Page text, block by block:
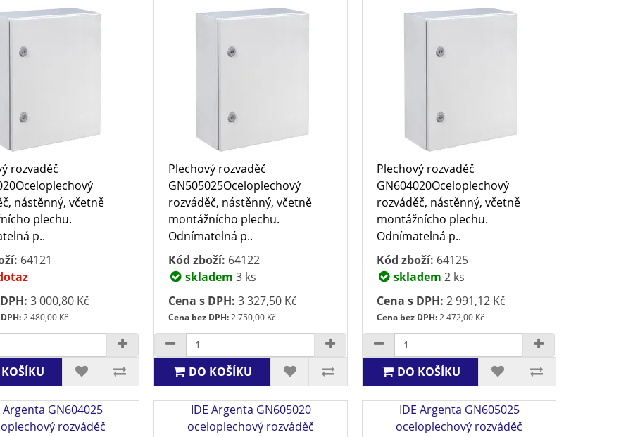
rozvaděč
nástěnný, včetně
plechu.
p..
64121
3 000,80 Kč
2 480,00 Kč
Plechový rozvaděč
GN505025Oceloplechový
rozváděč, nástěnný, včetně
montážnícho plechu.
Odnímatelná p..
Kód zboží: 64122
skladem 3 ks
Cena s DPH: 3 327,50 Kč
Cena bez DPH:2 750,00 Kč
DO KOŠÍKU
Plechový rozvaděč
GN604020Oceloplechový
rozváděč, nástěnný, včetně
montážnícho plechu.
Odnímatelná p..
Kód zboží: 64125
skladem 2 ks
Cena s DPH: 2 991,12 Kč
Cena bez DPH:2 472,00 Kč
DO KOŠÍKU
Argenta GN604025
rozváděč
IDE Argenta GN605020
oceloplechový rozváděč
IDE Argenta GN605025
oceloplechový rozváděč